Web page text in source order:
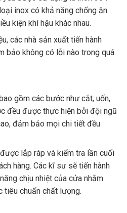
inox có khả năng chống ăn
kiện khí hậu khác nhau.
các nhà sản xuất tiến hành
bảo không có lỗi nào trong quá
gồm các bước như cắt, uốn,
đều được thực hiện bởi đội ngũ
đảm bảo mọi chi tiết đều
lắp ráp và kiểm tra lần cuối
hàng. Các kĩ sư sẽ tiến hành
chịu nhiệt của cửa nhằm
chuẩn chất lượng.